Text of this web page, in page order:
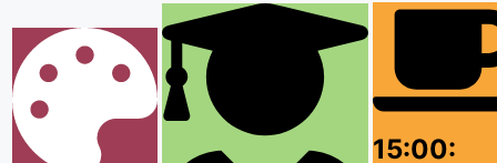
15:00: